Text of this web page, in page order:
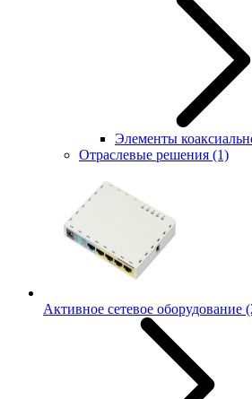
Элементы
Отраслевые решения (1)
Активное сетевое оборудование